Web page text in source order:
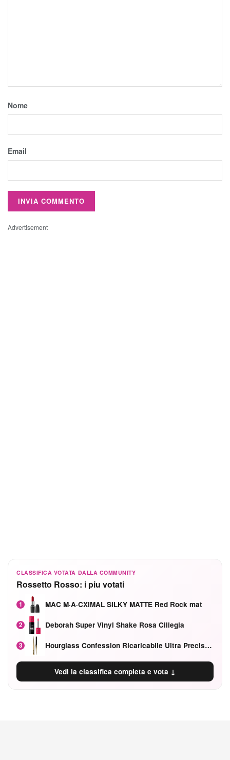
Nome
Email
Advertisement
CLASSIFICA VOTATA DALLA COMMUNITY
Rossetto Rosso: i piu votati
1 MAC M·A·CXIMAL SILKY MATTE Red Rock mat
2 Deborah Super Vinyl Shake Rosa Ciliegia
3 Hourglass Confession Ricaricabile Ultra Preciso Ad Alta Intensità Secretly Classic Red
Vedi la classifica completa e vota ↓